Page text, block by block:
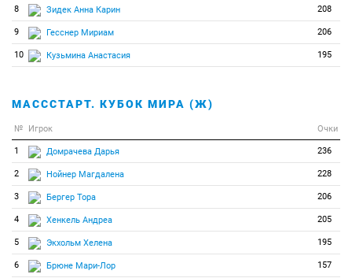
8 Зидек Анна Карин 208
9 Гесснер Мириам 206
10 Кузьмина Анастасия 195
МАСССТАРТ. КУБОК МИРА (Ж)
№ Игрок Очки
1 Домрачева Дарья 236
2 Нойнер Магдалена 228
3 Бергер Тора 206
4 Хенкель Андреа 205
5 Экхольм Хелена 195
6 Брюне Мари-Лор 157